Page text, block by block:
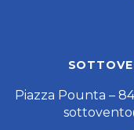
Piazza Pounta –